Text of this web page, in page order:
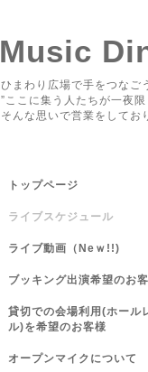
Music
ひまわり広場で手をつなご
”ここに集う人たちが一夜
そんな思いで営業をしてお
トップページ
ライブスケジュール
ライブ動画（Neｗ!!)
ブッキング出演希望のお
貸切での会場利用(ホール
ル)を希望のお客様
オープンマイクについて